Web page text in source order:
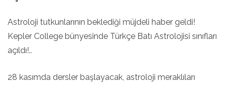
Astroloji tutkunlarının beklediği müjdeli haber geldi!
Kepler College bünyesinde Türkçe Batı Astrolojisi sınıfları
açıldı!..
28 kasımda dersler başlayacak, astroloji meraklıları